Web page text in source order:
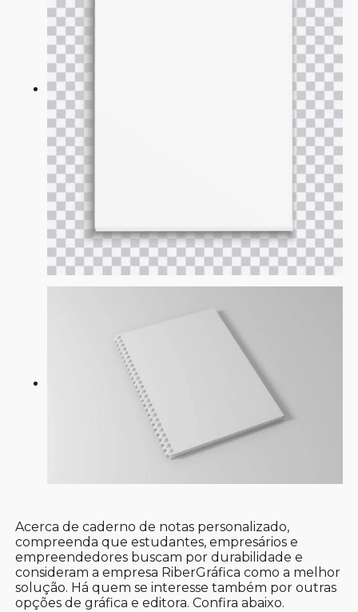
Acerca de caderno de notas personalizado,
compreenda que estudantes, empresários e
empreendedores buscam por durabilidade e
consideram a empresa RiberGráfica como a melhor
solução. Há quem se interesse também por outras
opções de gráfica e editora. Confira abaixo.